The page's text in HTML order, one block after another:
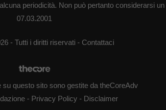
periodicità. Non può pertanto considerarsi
07.03.2001
- Tutti i diritti riservati - Contattaci
su questo sito sono gestite da theCoreAdv
- Privacy Policy - Disclaimer